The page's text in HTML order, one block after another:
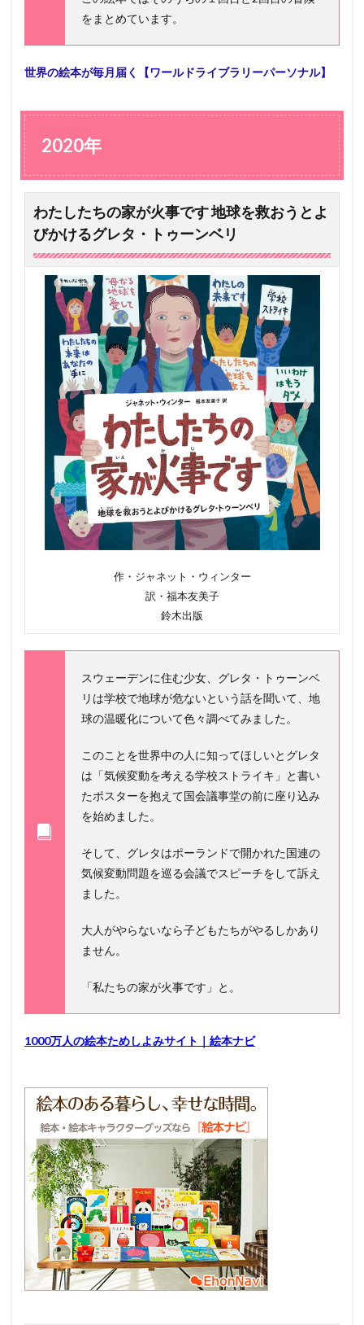
をまとめています。
世界の絵本が毎月届く【ワールドライブラリーパーソナル】
2020年
わたしたちの家が火事です 地球を救おうとよ
びかけるグレタ・トゥーンベリ
作・ジャネット・ウィンター
訳・福本友美子
鈴木出版
スウェーデンに住む少女、グレタ・トゥーンベ
リは学校で地球が危ないという話を聞いて、地
球の温暖化について色々調べてみました。
このことを世界中の人に知ってほしいとグレタ
は「気候変動を考える学校ストライキ」と書い
たポスターを抱えて国会議事堂の前に座り込み
を始めました。
そして、グレタはポーランドで開かれた国連の
気候変動問題を巡る会議でスピーチをして訴え
ました。
大人がやらないなら子どもたちがやるしかあり
ません。
「私たちの家が火事です」と。
1000万人の絵本ためしよみサイト｜絵本ナビ